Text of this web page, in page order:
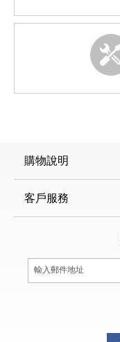
購物說明
客戶服務